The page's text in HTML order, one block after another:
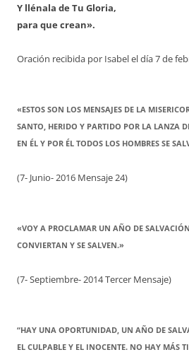
Y llénala de Tu Gloria,
para que crean».
Oración recibida por Isabel el día 7 de
«ESTOS SON LOS MENSAJES DE LA
SANTO, HERIDO Y PARTIDO POR LA LANZA
EN ÉL Y POR ÉL TODOS LOS HOMBRES SE
(7- Junio- 2016 Mensaje 24)
«VOY A PROCLAMAR UN AÑO DE
CONVIERTAN Y SE SALVEN.»
(7- Septiembre- 2014 Tercer Mensaje)
“HAY UNA OPORTUNIDAD, UN AÑO DE
EL CULPABLE Y EL INOCENTE. NO HAY MÁS